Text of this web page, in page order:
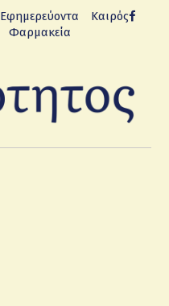
Εφημερεύοντα
Φαρμακεία
Καιρός